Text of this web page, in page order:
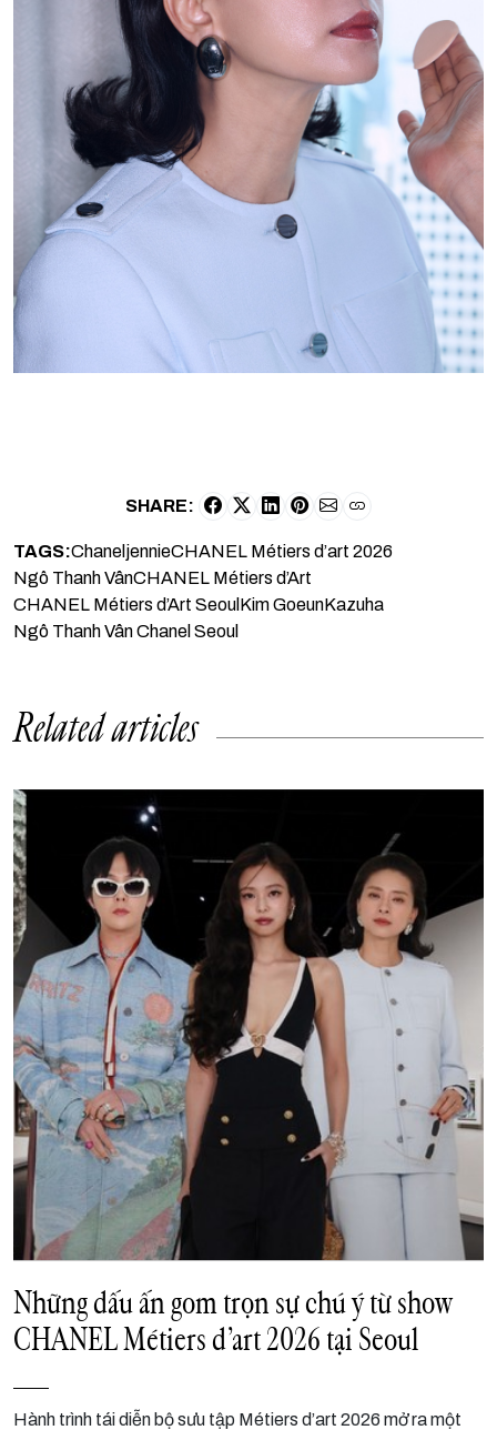
SHARE:
TAGS:Chanel jennieCHANEL Métiers d’art 2026
Ngô Thanh VânCHANEL Métiers d’Art
CHANEL Métiers d’Art Seoul Kim GoeunKazuha
Ngô Thanh Vân Chanel Seoul
Related articles
Những dấu ấn gom trọn sự chú ý từ show
CHANEL Métiers d’art 2026 tại Seoul
Hành trình tái diễn bộ sưu tập Métiers d’art 2026 mở ra một